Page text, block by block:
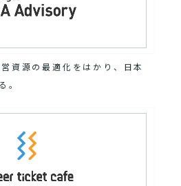
資源の最適化をはかり、日本
。